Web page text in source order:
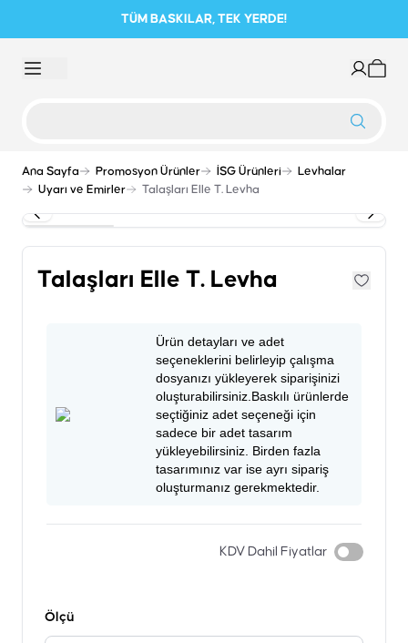
TÜM BASKILAR, TEK YERDE!
Ana Sayfa Promosyon Ürünler İSG Ürünleri
Levhalar
Uyarı ve Emirler
Talaşları Elle T. Levha
Talaşları Elle T. Levha
Ürün detayları ve adet
seçeneklerini belirleyip çalışma
dosyanızı yükleyerek siparişinizi
oluşturabilirsiniz.Baskılı ürünlerde
seçtiğiniz adet seçeneği için
sadece bir adet tasarım
yükleyebilirsiniz. Birden fazla
tasarımınız var ise ayrı sipariş
oluşturmanız gerekmektedir.
KDV Dahil Fiyatlar
Ölçü